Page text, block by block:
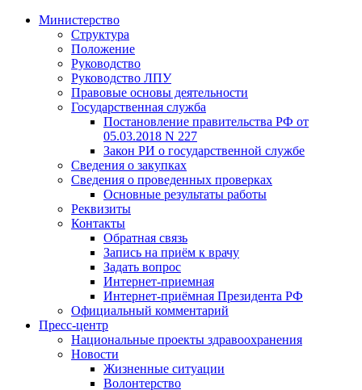
Министерство
Структура
Положение
Руководство
Руководство ЛПУ
Правовые основы деятельности
Государственная служба
Постановление правительства РФ от
05.03.2018 N 227
Закон РИ о государственной службе
Сведения о закупках
Сведения о проведенных проверках
Основные результаты работы
Реквизиты
Контакты
Обратная связь
Запись на приём к врачу
Задать вопрос
Интернет-приемная
Интернет-приёмная Президента РФ
Официальный комментарий
Пресс-центр
Национальные проекты здравоохранения
Новости
Жизненные ситуации
Волонтерство